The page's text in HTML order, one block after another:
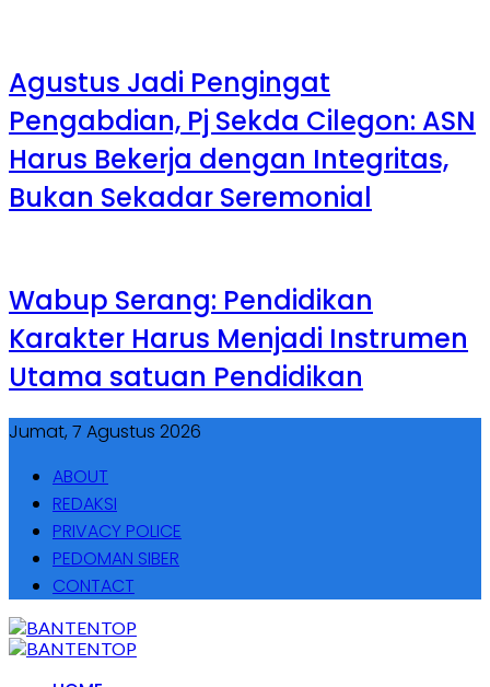
Agustus Jadi Pengingat
Pengabdian, Pj Sekda Cilegon: ASN
Harus Bekerja dengan Integritas,
Bukan Sekadar Seremonial
Wabup Serang: Pendidikan
Karakter Harus Menjadi Instrumen
Utama satuan Pendidikan
Jumat, 7 Agustus 2026
ABOUT
REDAKSI
PRIVACY POLICE
PEDOMAN SIBER
CONTACT